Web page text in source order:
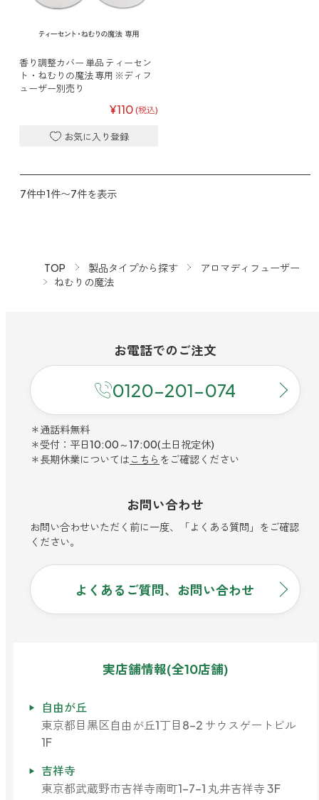
ストレケアアロマ
リラックスタイム
エッセンシャルミスト
グレープフルーツ
レモンティー
マスク用
花粉対策
アンチ花粉
キッチン用
forキッチン
香り調整カバー 単品 ティーセン
ト・ねむりの魔法 専用 ※ディフ
ューザー別売り
¥110 (税込)
7件中1件〜7件を表示
TOP 製品タイプから探す
アロマディフューザー
ねむりの魔法
お電話でのご注文
0120-201-074
＊通話料無料
＊受付：平日10:00～17:00(土日祝定休)
＊長期休業については こちら をご確認ください
お問い合わせ
お問い合わせいただく前に一度、「よくある質問」をご確認
ください。
よくあるご質問、お問い合わせ
実店舗情報(全10店舗)
自由が丘
東京都目黒区自由が丘1丁目8-2 サウスゲートビル
1F
吉祥寺
東京都武蔵野市吉祥寺南町1-7-1 丸井吉祥寺 3F